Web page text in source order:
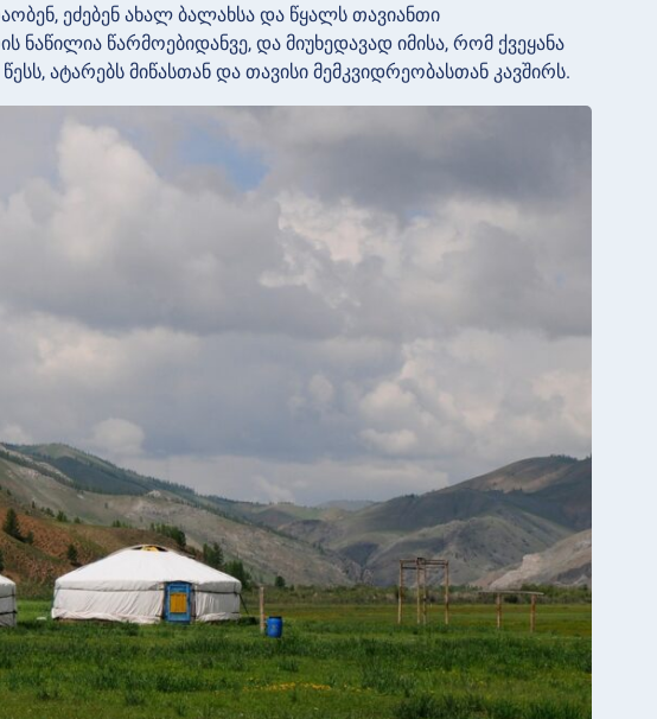
ეძებენ ახალ ბალახსა და წყალს თავიანთი
წარმოებიდანვე, და მიუხედავად იმისა, რომ ქვეყანა
ატარებს მიწასთან და თავისი მემკვიდრეობასთან კავშირს.